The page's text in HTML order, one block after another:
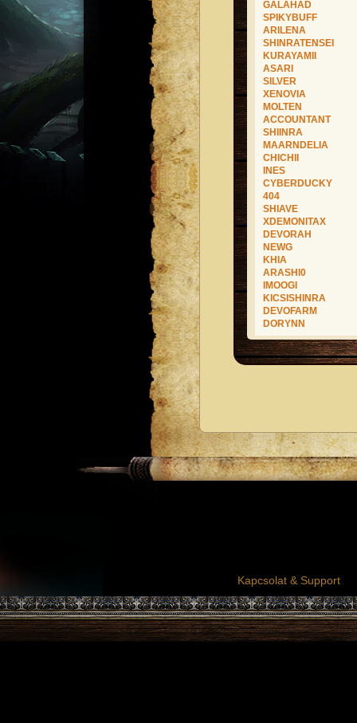
GALAHAD
SPIKYBUFF
ARILENA
SHINRATENSEI
KURAYAMII
ASARI
SILVER
XENOVIA
MOLTEN
ACCOUNTANT
SHIINRA
MAARNDELIA
CHICHII
INES
CYBERDUCKY
404
SHIAVE
XDEMONITAX
DEVORAH
NEWG
KHIA
ARASHI0
IMOOGI
KICSISHINRA
DEVOFARM
DORYNN
Kapcsolat & Support